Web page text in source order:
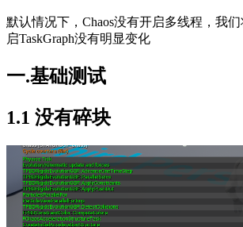
默认情况下，Chaos没有开启多线程，我
启TaskGraph没有明显变化
一.基础测试
1.1 没有碎块